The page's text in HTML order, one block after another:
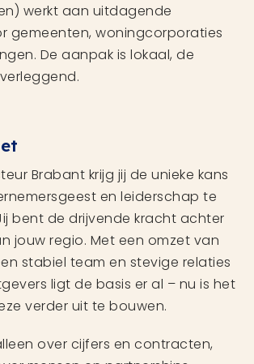
werkt aan uitdagende
gemeenten, woningcorporaties
De aanpak is lokaal, de
Brabant krijg jij de unieke kans
en leiderschap te
bent de drijvende kracht achter
jouw regio. Met een omzet van
stabiel team en stevige relaties
ligt de basis er al – nu is het
verder uit te bouwen.
over cijfers en contracten,